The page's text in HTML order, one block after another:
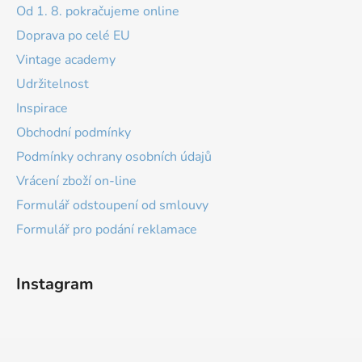
Od 1. 8. pokračujeme online
Doprava po celé EU
Vintage academy
Udržitelnost
Inspirace
Obchodní podmínky
Podmínky ochrany osobních údajů
Vrácení zboží on-line
Formulář odstoupení od smlouvy
Formulář pro podání reklamace
Instagram